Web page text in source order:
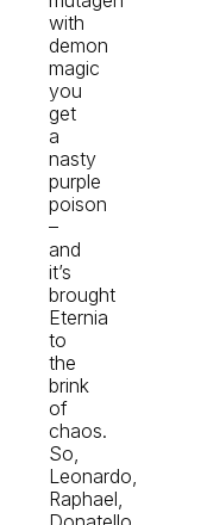
with
demon
magic
you
get
a
nasty
purple
poison
–
and
it’s
brought
Eternia
to
the
brink
of
chaos.
So,
Leonardo,
Raphael,